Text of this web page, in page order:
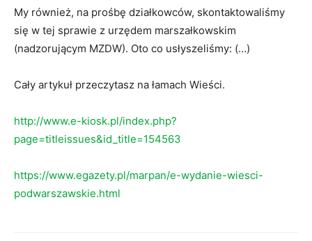
My również, na prośbę działkowców, skontaktowaliśmy
się w tej sprawie z urzędem marszałkowskim
(nadzorującym MZDW). Oto co usłyszeliśmy: (…)
Cały artykuł przeczytasz na łamach Wieści.
http://www.e-kiosk.pl/index.php?
page=titleissues&id_title=154563
https://www.egazety.pl/marpan/e-wydanie-wiesci-
podwarszawskie.html